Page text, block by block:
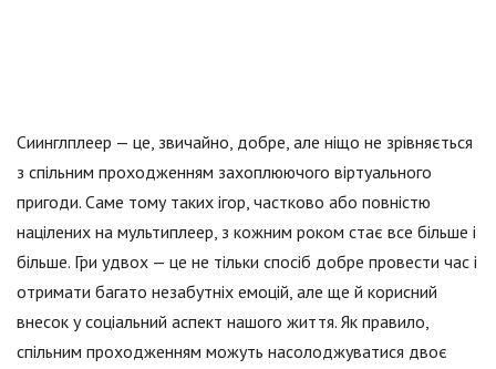
Сиинглплеер — це, звичайно, добре, але ніщо не зрівняється
з спільним проходженням захоплюючого віртуального
пригоди. Саме тому таких ігор, частково або повністю
націлених на мультиплеер, з кожним роком стає все більше і
більше. Гри удвох — це не тільки спосіб добре провести час і
отримати багато незабутніх емоцій, але ще й корисний
внесок у соціальний аспект нашого життя. Як правило,
спільним проходженням можуть насолоджуватися двоє